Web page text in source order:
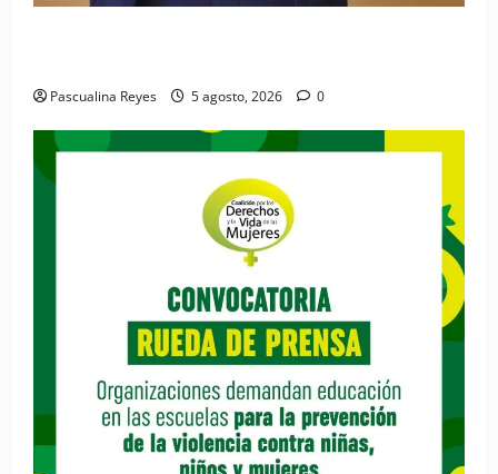
Pascualina Reyes 5 agosto, 2026 0